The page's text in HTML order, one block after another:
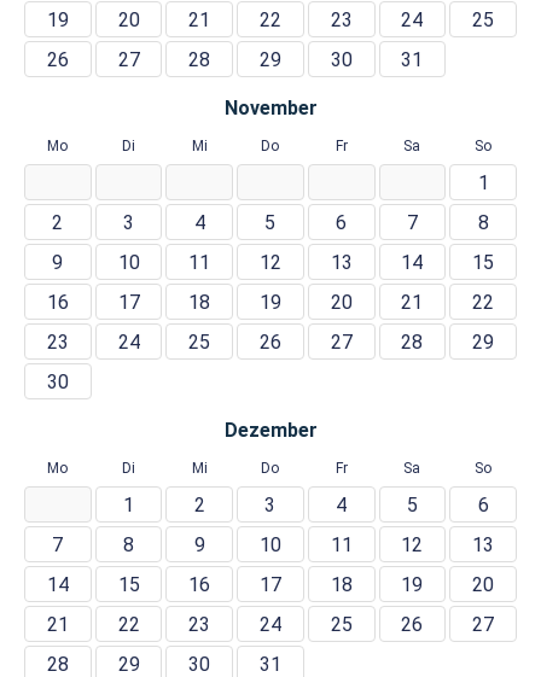
19
20 21 22 23 24
25
26
27 28 29 30 31
November
Mo Di Mi Do Fr Sa So
1
2
3 4 5 6 7
8
9
10 11 12 13 14
15
16
17 18 19 20 21
22
23
24 25 26 27 28
29
30
Dezember
Mo Di Mi Do Fr Sa So
1 2 3 4 5
6
7
8 9 10 11 12
13
14
15 16 17 18 19
20
21
22 23 24 25 26
27
28
29 30 31